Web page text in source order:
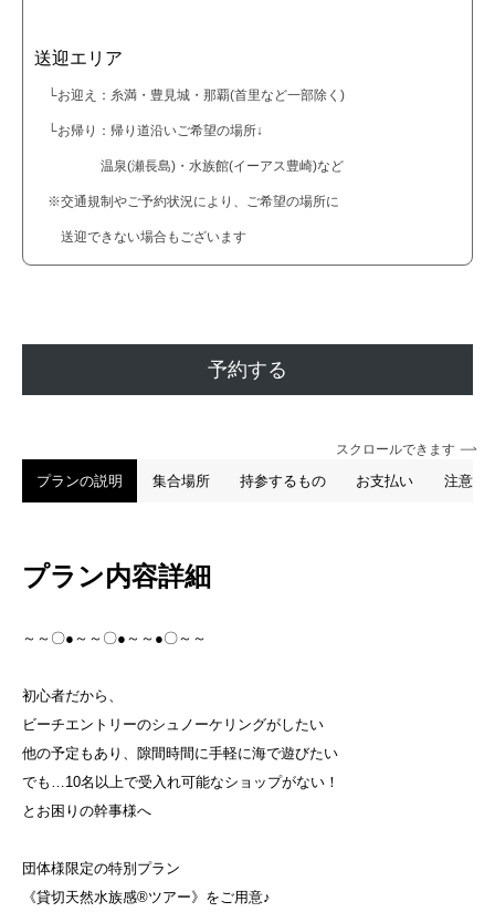
送迎エリア
└お迎え：糸満・豊見城・那覇(首里など一部除く)
└お帰り：帰り道沿いご希望の場所↓
温泉(瀬長島)・水族館(イーアス豊崎)など
※交通規制やご予約状況により、ご希望の場所に
送迎できない場合もございます
予約する
スクロールできます
プランの説明 集合場所 持参するもの お支払い 注意事
プラン内容詳細
～～〇●～～〇●～～●〇～～
初心者だから、
ビーチエントリーのシュノーケリングがしたい
他の予定もあり、隙間時間に手軽に海で遊びたい
でも…10名以上で受入れ可能なショップがない！
とお困りの幹事様へ
団体様限定の特別プラン
《貸切天然水族感®ツアー》をご用意♪